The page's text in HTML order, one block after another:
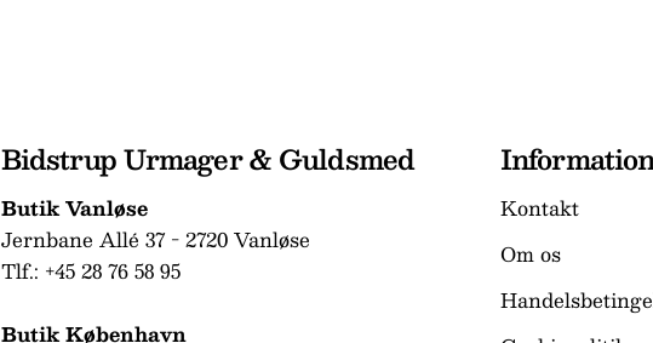
Bidstrup Urmager & Guldsmed
Butik Vanløse
Jernbane Allé 37 - 2720 Vanløse
Tlf.: +45 28 76 58 95
Butik København
Kontakt
Om os